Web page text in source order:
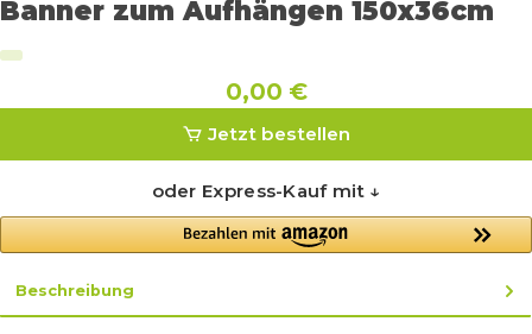
Banner zum Aufhängen 150x36cm
0,00 €
Jetzt bestellen
oder Express-Kauf mit ↓
Beschreibung